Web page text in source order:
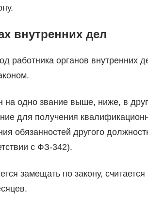
внутренних дел
работника органов внутренних
одно звание выше, ниже, в
для получения
обязанностей другого
с ФЗ-342).
замещать по закону,